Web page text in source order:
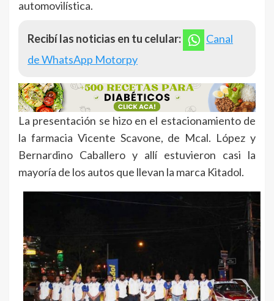
automovilística.
Recibí las noticias en tu celular:
Canal
de WhatsApp Motorpy
La presentación se hizo en el estacionamiento de
la farmacia Vicente Scavone, de Mcal. López y
Bernardino Caballero y allí estuvieron casi la
mayoría de los autos que llevan la marca Kitadol.